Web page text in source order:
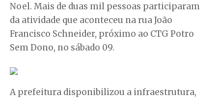
Noel. Mais de duas mil pessoas participaram
da atividade que aconteceu na rua João
Francisco Schneider, próximo ao CTG Potro
Sem Dono, no sábado 09.
A prefeitura disponibilizou a infraestrutura,